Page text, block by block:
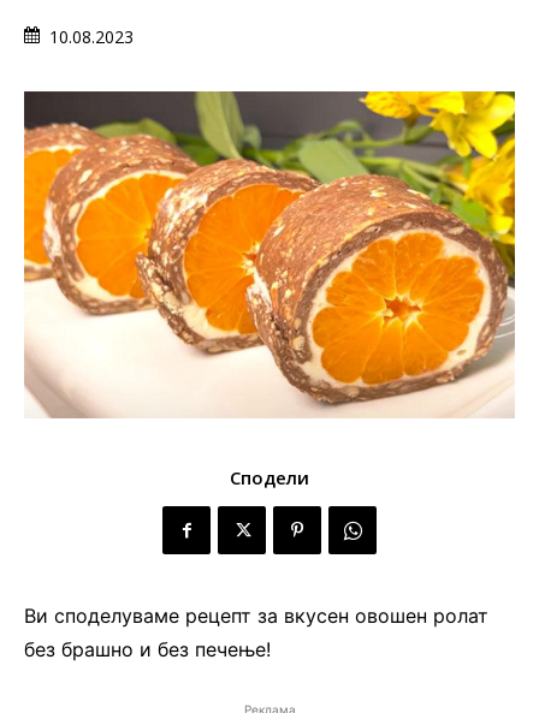
10.08.2023
Сподели
Ви споделуваме рецепт за вкусен овошен ролат
без брашно и без печење!
Реклама